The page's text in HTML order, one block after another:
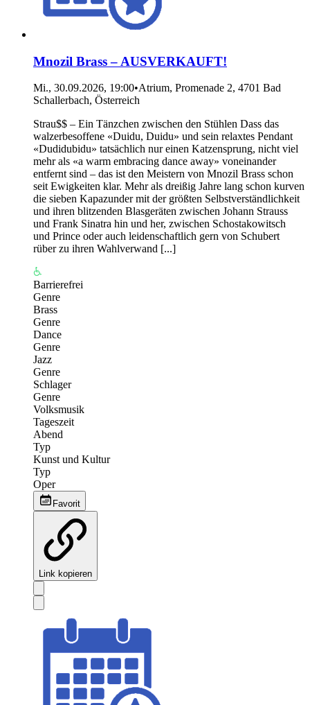
Mnozil Brass – AUSVERKAUFT!
Mi., 30.09.2026, 19:00•Atrium, Promenade 2, 4701 Bad
Schallerbach, Österreich
Strau$$ – Ein Tänzchen zwischen den Stühlen Dass das
walzerbesoffene «Duidu, Duidu» und sein relaxtes Pendant
«Dudidubidu» tatsächlich nur einen Katzensprung, nicht viel
mehr als «a warm embracing dance away» voneinander
entfernt sind – das ist den Meistern von Mnozil Brass schon
seit Ewigkeiten klar. Mehr als dreißig Jahre lang schon kurven
die sieben Kapazunder mit der größten Selbstverständlichkeit
und ihren blitzenden Blasgeräten zwischen Johann Strauss
und Frank Sinatra hin und her, zwischen Schostakowitsch
und Prince oder auch leidenschaftlich gern von Schubert
rüber zu ihren Wahlverwand [...]
Barrierefrei
Genre
Brass
Genre
Dance
Genre
Jazz
Genre
Schlager
Genre
Volksmusik
Tageszeit
Abend
Typ
Kunst und Kultur
Typ
Oper
Favorit
Link kopieren